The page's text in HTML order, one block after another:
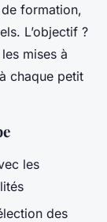
formation,
L’objectif ?
les mises à
chaque petit
les
des